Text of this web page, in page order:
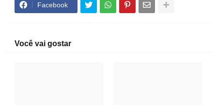
Facebook
Você vai gostar